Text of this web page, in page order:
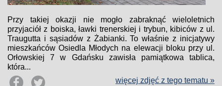
Przy takiej okazji nie mogło zabraknąć wieloletnich
przyjaciół z boiska, ławki trenerskiej i trybun, kibiców z ul.
Traugutta i sąsiadów z Żabianki. To właśnie z inicjatywy
mieszkańców Osiedla Młodych na elewacji bloku przy ul.
Orłowskiej 7 w Gdańsku zawisła pamiątkowa tablica,
która...
więcej zdjęć z tego tematu »